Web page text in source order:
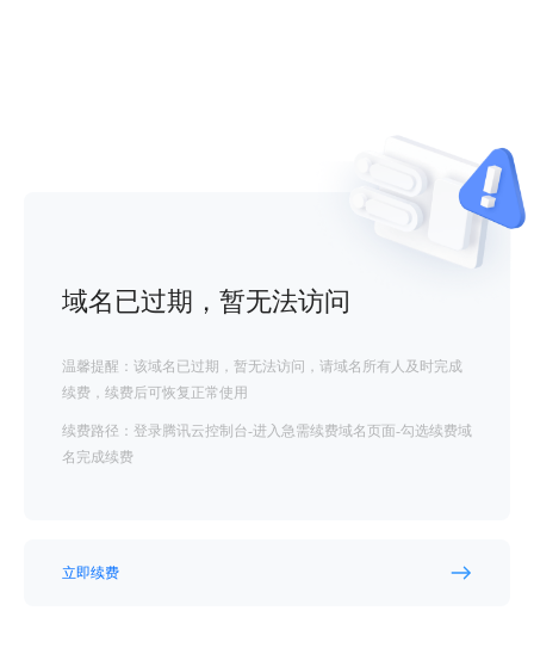
域名已过期，暂无法访问
温馨提醒：该域名已过期，暂无法访问，请域名所有人及时完成
续费，续费后可恢复正常使用
续费路径：登录腾讯云控制台-进入急需续费域名页面-勾选续费域
名完成续费
立即续费